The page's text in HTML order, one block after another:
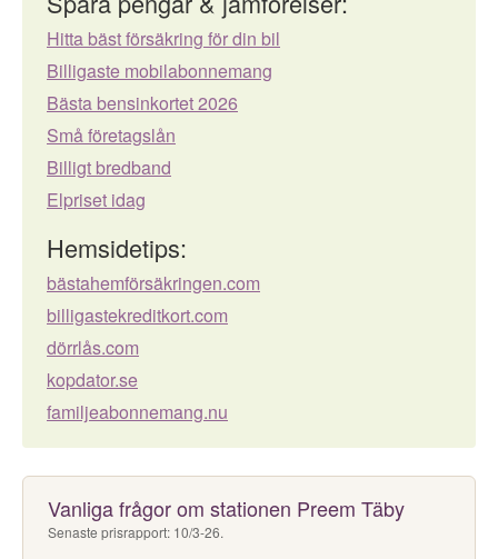
Hitta bäst försäkring för din bil
Billigaste mobilabonnemang
Bästa bensinkortet 2026
Små företagslån
Billigt bredband
Elpriset idag
Hemsidetips:
bästahemförsäkringen.com
billigastekreditkort.com
dörrlås.com
kopdator.se
familjeabonnemang.nu
Vanliga frågor om stationen Preem Täby
Senaste prisrapport: 10/3-26.